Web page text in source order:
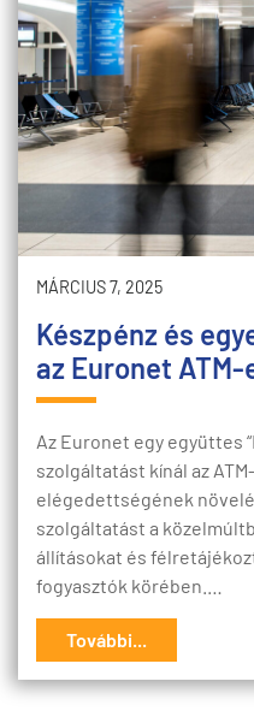
MÁRCIUS 7, 2025
Készpénz és
az Euronet ATM-
Az Euronet egy együttes
szolgáltatást kínál az
elégedettségének
szolgáltatást a
állításokat és
fogyasztók körében.…
További...